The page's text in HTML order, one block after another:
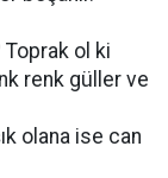
ol ki
renk güller ve
olana ise can